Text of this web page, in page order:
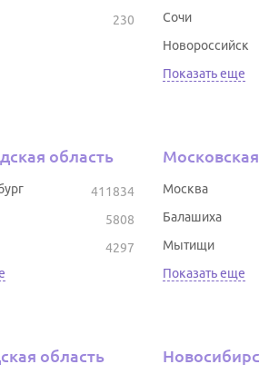
230 Сочи
Новороссийск
Показать еще
область
411834
5808
4297
Москва
Балашиха
Мытищи
Показать еще
область